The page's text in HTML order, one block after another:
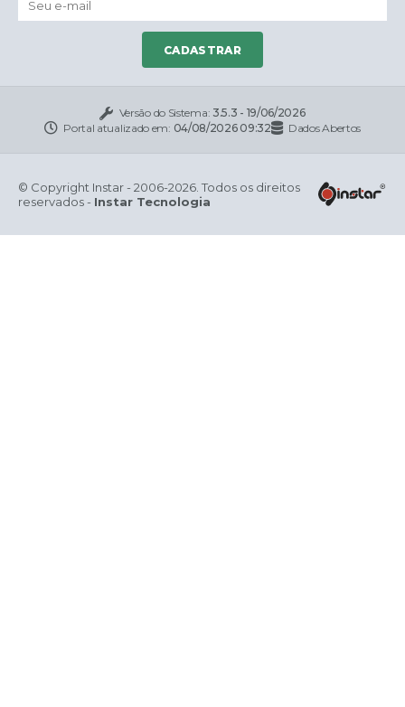
CADASTRAR
Versão do Sistema: 3.5.3 - 19/06/2026
Portal atualizado em: 04/08/2026 09:32 Dados Abertos
© Copyright Instar - 2006-2026. Todos os direitos
reservados - Instar Tecnologia